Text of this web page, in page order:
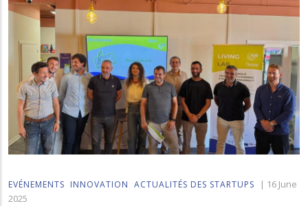
EVÉNEMENTS INNOVATION ACTUALITÉS DES STARTUPS | 16 June
2025